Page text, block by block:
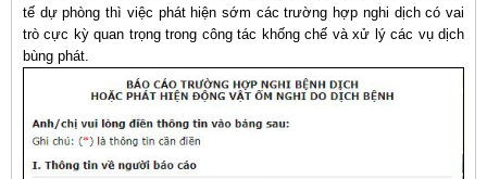
tế dự phòng thì việc phát hiện sớm các trường hợp nghi dịch có vai
trò cực kỳ quan trọng trong công tác khống chế và xử lý các vụ dịch
bùng phát.